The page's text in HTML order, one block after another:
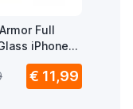
Full
iPhone
17 / 17 Pro
€ 11,99